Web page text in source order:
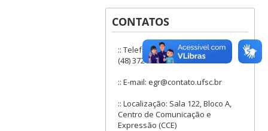
CONTATOS
:: Telefones: (48) 3721-9285 ou
(48) 3721-6504
:: E-mail: egr@contato.ufsc.br
:: Localização: Sala 122, Bloco A,
Centro de Comunicação e
Expressão (CCE)